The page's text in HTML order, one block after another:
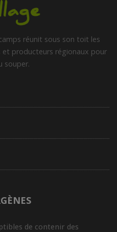
réunit sous son toit les
producteurs régionaux pour
souper.
de contenir des